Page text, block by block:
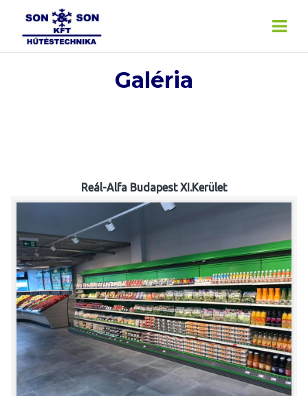
content
Galéria
Reál-Alfa Budapest XI.Kerület